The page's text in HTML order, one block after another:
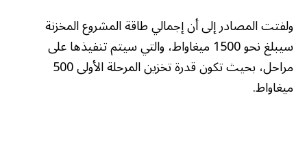
ولفتت المصادر إلى أن إجمالي طاقة المشروع المخزنة
سيبلغ نحو 1500 ميغاواط، والتي سيتم تنفيذها على
مراحل، بحيث تكون قدرة تخزين المرحلة الأولى 500
ميغاواط.